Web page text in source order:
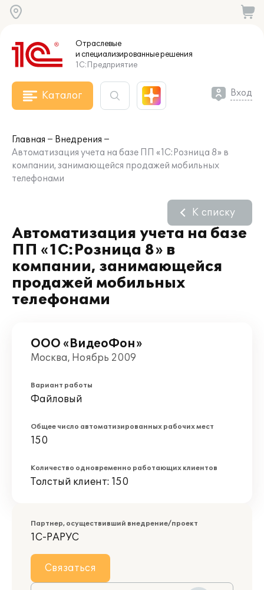
Отраслевые
и специализированныерешения
1С:Предприятие
Каталог Вход
Главная
Внедрения
Автоматизация учета на базе ПП «1С:Розница 8» в
компании, занимающейся продажей мобильных
телефонами
Автоматизация учета на базе
ПП «1С:Розница 8» в
компании, занимающейся
продажей мобильных
телефонами
К списку
ООО «ВидеоФон»
Москва, Ноябрь 2009
Вариант работы
Файловый
Общее число автоматизированных рабочих мест
150
Количество одновременно работающих клиентов
Толстый клиент: 150
Партнер, осуществивший внедрение/проект
1С-РАРУС
Связаться